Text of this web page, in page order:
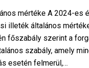
mértéke A 2024-es
illeték általános
főszabály szerint a
szabály, amely
esetén felmerül,…